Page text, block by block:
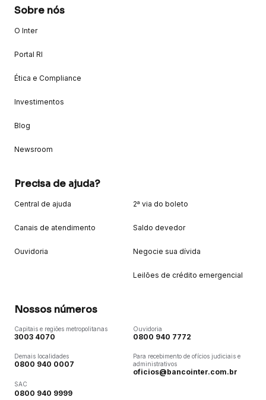
Sobre nós
O Inter
Portal RI
Ética e Compliance
Investimentos
Blog
Newsroom
Precisa de ajuda?
Central de ajuda
Canais de atendimento
Ouvidoria
2ª via do boleto
Saldo devedor
Negocie sua dívida
Leilões de crédito emergencial
Nossos números
Capitais e regiões metropolitanas
3003 4070
Demais localidades
0800 940 0007
SAC
0800 940 9999
Ouvidoria
0800 940 7772
Para recebimento de ofícios judiciais e
administrativos
oficios@bancointer.com.br